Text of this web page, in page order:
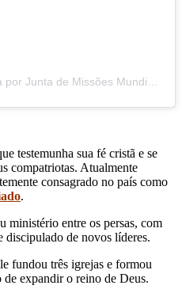
testemunha sua fé cristã e se
compatriotas. Atualmente
consagrado no país como
.
ministério entre os persas, com
discipulado de novos líderes.
fundou três igrejas e formou
expandir o reino de Deus.